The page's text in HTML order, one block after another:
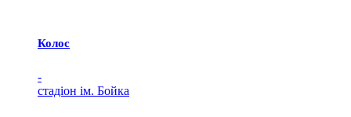
Колос
-
стадіон ім. Бойка